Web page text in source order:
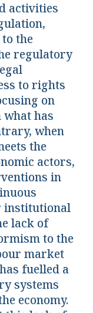
activities
the
regulatory
to rights
on
has
when
the
actors,
in
institutional
lack of
to the
market
fuelled a
systems
economy.